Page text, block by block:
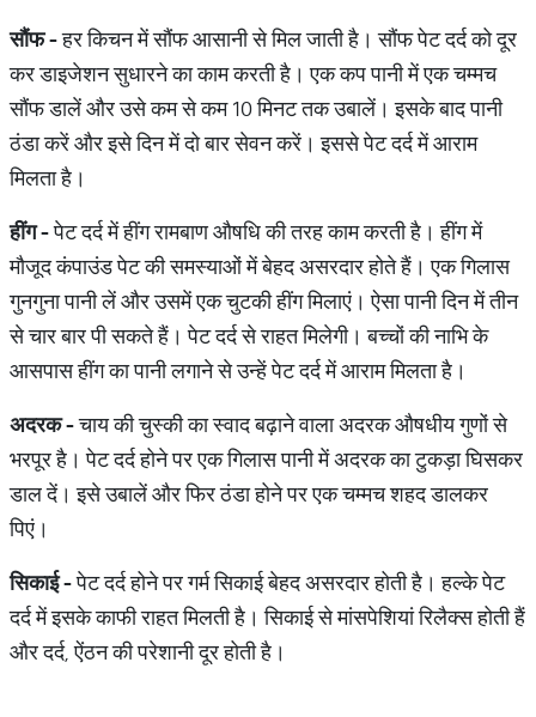
सौंफ-हर किचन में सौंफ आसानी से मिल जाती है। सौंफ पेट दर्द को दूर
कर डाइजेशन सुधारने का काम करती है। एक कप पानी में एक चम्मच
सौंफ डालें और उसे कम से कम 10 मिनट तक उबालें। इसके बाद पानी
ठंडा करें और इसे दिन में दो बार सेवन करें। इससे पेट दर्द में आराम
मिलता है।
हींग-पेट दर्द में हींग रामबाण औषधि की तरह काम करती है। हींग में
मौजूद कंपाउंड पेट की समस्याओं में बेहद असरदार होते हैं। एक गिलास
गुनगुना पानी लें और उसमें एक चुटकी हींग मिलाएं। ऐसा पानी दिन में तीन
से चार बार पी सकते हैं। पेट दर्द से राहत मिलेगी। बच्चों की नाभि के
आसपास हींग का पानी लगाने से उन्हें पेट दर्द में आराम मिलता है।
अदरक-चाय की चुस्की का स्वाद बढ़ाने वाला अदरक औषधीय गुणों से
भरपूर है। पेट दर्द होने पर एक गिलास पानी में अदरक का टुकड़ा घिसकर
डाल दें। इसे उबालें और फिर ठंडा होने पर एक चम्मच शहद डालकर
पिएं।
सिकाई-पेट दर्द होने पर गर्म सिकाई बेहद असरदार होती है। हल्के पेट
दर्द में इसके काफी राहत मिलती है। सिकाई से मांसपेशियां रिलैक्स होती हैं
और दर्द, ऐंठन की परेशानी दूर होती है।